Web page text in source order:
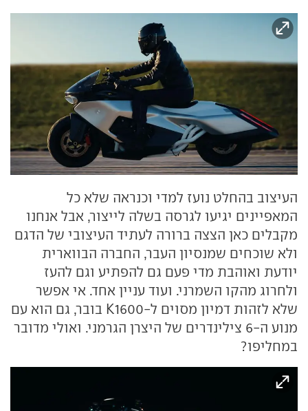
העיצוב בהחלט נועז למדי וכנראה שלא כל
המאפיינים יגיעו לגרסה בשלה לייצור, אבל אנחנו
מקבלים כאן הצצה ברורה לעתיד העיצובי של הדגם
ולא שוכחים שמנסיון העבר, החברה הבווארית
יודעת ואוהבת מדי פעם גם להפתיע וגם להעז
ולחרוג מהקו השמרני. ועוד עניין אחד. אי אפשר
שלא לזהות דמיון מסוים ל-K1600 בובר, גם הוא עם
מנוע ה-6 צילינדרים של היצרן הגרמני. ואולי מדובר
במחליפו?